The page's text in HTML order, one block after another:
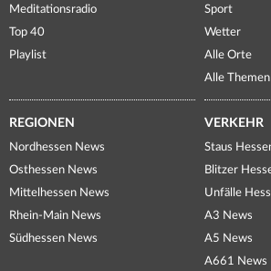
Meditationsradio
Top 40
Playlist
Sport
Wetter
Alle Orte
Alle Themen
REGIONEN
Nordhessen News
Osthessen News
Mittelhessen News
Rhein-Main News
Südhessen News
VERKEHR
Staus
Blitzer
Unfälle
A3 News
A5 News
A661 News